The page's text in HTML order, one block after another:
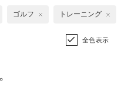
ゴルフ トレーニング
全色表示